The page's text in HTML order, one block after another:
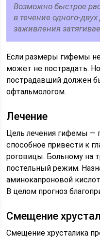
Возможно быстрое
в течение одного-
заживления
Если размеры гифемы
может не пострадать.
пострадавший должен
офтальмологом.
Лечение
Цель лечения гифемы —
способное привести к
роговицы. Больному на
постельный режим.
аминокапроновой
В целом прогноз
Смещение
Смещение хрусталика